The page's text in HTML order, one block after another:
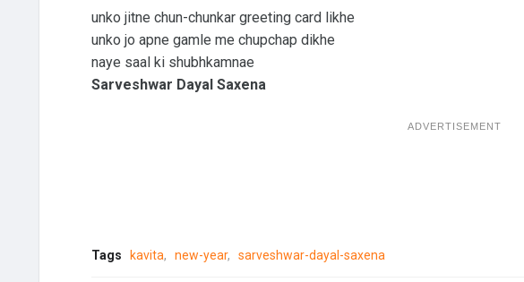
unko jitne chun-chunkar greeting card likhe
unko jo apne gamle me chupchap dikhe
naye saal ki shubhkamnae
Sarveshwar Dayal Saxena
ADVERTISEMENT
Tags kavita new-year sarveshwar-dayal-saxena